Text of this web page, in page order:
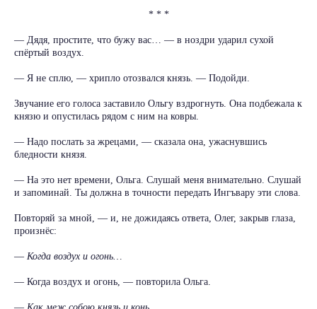
* * *
— Дядя, простите, что бужу вас… — в ноздри ударил сухой
спёртый воздух.
— Я не сплю, — хрипло отозвался князь. — Подойди.
Звучание его голоса заставило Ольгу вздрогнуть. Она подбежала к
князю и опустилась рядом с ним на ковры.
— Надо послать за жрецами, — сказала она, ужаснувшись
бледности князя.
— На это нет времени, Ольга. Слушай меня внимательно. Слушай
и запоминай. Ты должна в точности передать Ингъвару эти слова.
Повторяй за мной, — и, не дожидаясь ответа, Олег, закрыв глаза,
произнёс:
— Когда воздух и огонь…
— Когда воздух и огонь, — повторила Ольга.